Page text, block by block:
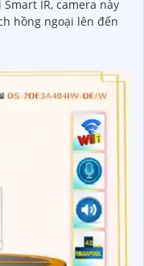
hồng ngoại lên đến